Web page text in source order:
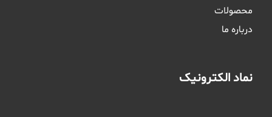
محصولات
درباره ما
نماد الکترونیک